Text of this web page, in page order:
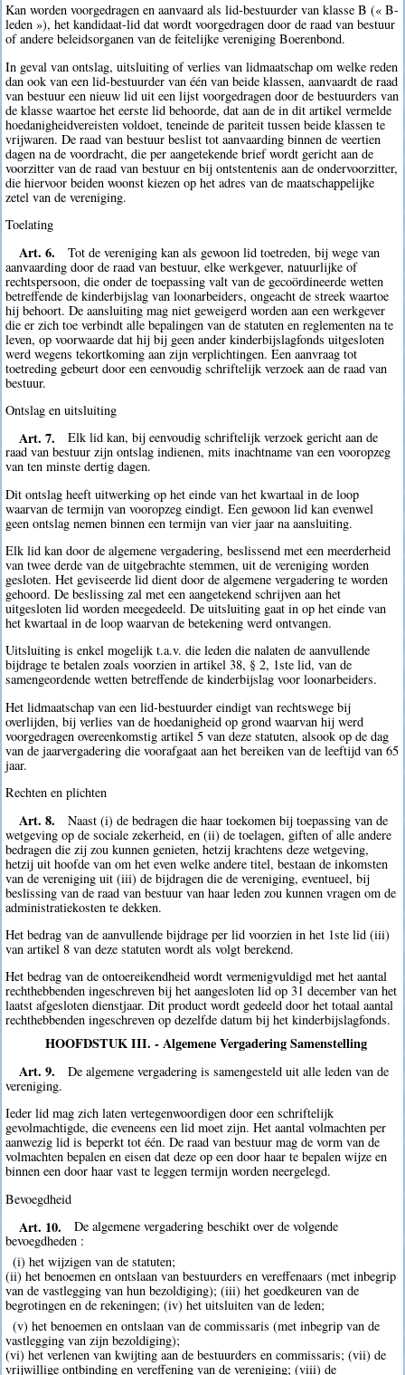
Kan worden voorgedragen en aanvaard als lid-bestuurder van klasse B (« B-
leden »), het kandidaat-lid dat wordt voorgedragen door de raad van bestuur
of andere beleidsorganen van de feitelijke vereniging Boerenbond.
In geval van ontslag, uitsluiting of verlies van lidmaatschap om welke reden
dan ook van een lid-bestuurder van één van beide klassen, aanvaardt de raad
van bestuur een nieuw lid uit een lijst voorgedragen door de bestuurders van
de klasse waartoe het eerste lid behoorde, dat aan de in dit artikel vermelde
hoedanigheidvereisten voldoet, teneinde de pariteit tussen beide klassen te
vrijwaren. De raad van bestuur beslist tot aanvaarding binnen de veertien
dagen na de voordracht, die per aangetekende brief wordt gericht aan de
voorzitter van de raad van bestuur en bij ontstentenis aan de ondervoorzitter,
die hiervoor beiden woonst kiezen op het adres van de maatschappelijke
zetel van de vereniging.
Toelating
Art. 6.
Tot de vereniging kan als gewoon lid toetreden, bij wege van
aanvaarding door de raad van bestuur, elke werkgever, natuurlijke of
rechtspersoon, die onder de toepassing valt van de gecoördineerde wetten
betreffende de kinderbijslag van loonarbeiders, ongeacht de streek waartoe
hij behoort. De aansluiting mag niet geweigerd worden aan een werkgever
die er zich toe verbindt alle bepalingen van de statuten en reglementen na te
leven, op voorwaarde dat hij bij geen ander kinderbijslagfonds uitgesloten
werd wegens tekortkoming aan zijn verplichtingen. Een aanvraag tot
toetreding gebeurt door een eenvoudig schriftelijk verzoek aan de raad van
bestuur.
Ontslag en uitsluiting
Art. 7.
Elk lid kan, bij eenvoudig schriftelijk verzoek gericht aan de
raad van bestuur zijn ontslag indienen, mits inachtname van een vooropzeg
van ten minste dertig dagen.
Dit ontslag heeft uitwerking op het einde van het kwartaal in de loop
waarvan de termijn van vooropzeg eindigt. Een gewoon lid kan evenwel
geen ontslag nemen binnen een termijn van vier jaar na aansluiting.
Elk lid kan door de algemene vergadering, beslissend met een meerderheid
van twee derde van de uitgebrachte stemmen, uit de vereniging worden
gesloten. Het geviseerde lid dient door de algemene vergadering te worden
gehoord. De beslissing zal met een aangetekend schrijven aan het
uitgesloten lid worden meegedeeld. De uitsluiting gaat in op het einde van
het kwartaal in de loop waarvan de betekening werd ontvangen.
Uitsluiting is enkel mogelijk t.a.v. die leden die nalaten de aanvullende
bijdrage te betalen zoals voorzien in artikel 38, § 2, 1ste lid, van de
samengeordende wetten betreffende de kinderbijslag voor loonarbeiders.
Het lidmaatschap van een lid-bestuurder eindigt van rechtswege bij
overlijden, bij verlies van de hoedanigheid op grond waarvan hij werd
voorgedragen overeenkomstig artikel 5 van deze statuten, alsook op de dag
van de jaarvergadering die voorafgaat aan het bereiken van de leeftijd van 65
jaar.
Rechten en plichten
Art. 8.
Naast (i) de bedragen die haar toekomen bij toepassing van de
wetgeving op de sociale zekerheid, en (ii) de toelagen, giften of alle andere
bedragen die zij zou kunnen genieten, hetzij krachtens deze wetgeving,
hetzij uit hoofde van om het even welke andere titel, bestaan de inkomsten
van de vereniging uit (iii) de bijdragen die de vereniging, eventueel, bij
beslissing van de raad van bestuur van haar leden zou kunnen vragen om de
administratiekosten te dekken.
Het bedrag van de aanvullende bijdrage per lid voorzien in het 1ste lid (iii)
van artikel 8 van deze statuten wordt als volgt berekend.
Het bedrag van de ontoereikendheid wordt vermenigvuldigd met het aantal
rechthebbenden ingeschreven bij het aangesloten lid op 31 december van het
laatst afgesloten dienstjaar. Dit product wordt gedeeld door het totaal aantal
rechthebbenden ingeschreven op dezelfde datum bij het kinderbijslagfonds.
HOOFDSTUK III. - Algemene Vergadering Samenstelling
Art. 9.
De algemene vergadering is samengesteld uit alle leden van de
vereniging.
Ieder lid mag zich laten vertegenwoordigen door een schriftelijk
gevolmachtigde, die eveneens een lid moet zijn. Het aantal volmachten per
aanwezig lid is beperkt tot één. De raad van bestuur mag de vorm van de
volmachten bepalen en eisen dat deze op een door haar te bepalen wijze en
binnen een door haar vast te leggen termijn worden neergelegd.
Bevoegdheid
Art. 10.
De algemene vergadering beschikt over de volgende
bevoegdheden :
(i) het wijzigen van de statuten;
(ii) het benoemen en ontslaan van bestuurders en vereffenaars (met inbegrip
van de vastlegging van hun bezoldiging); (iii) het goedkeuren van de
begrotingen en de rekeningen; (iv) het uitsluiten van de leden;
(v) het benoemen en ontslaan van de commissaris (met inbegrip van de
vastlegging van zijn bezoldiging);
(vi) het verlenen van kwijting aan de bestuurders en commissaris; (vii) de
vrijwillige ontbinding en vereffening van de vereniging; (viii) de